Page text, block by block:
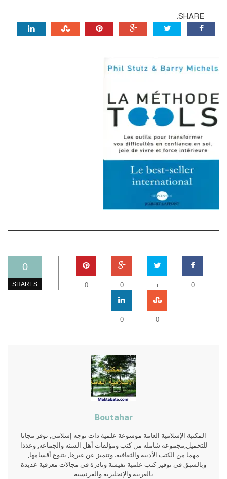
SHARE:
0
SHARES 0
+
0
0
0
0
Boutahar
المكتبة الإسلامية العامة موسوعة علمية ذات توجه إسلامي, توفر مجانا
للتحميل,مجموعة شاملة من كتب ومؤلفات أهل السنة والجماعة, وعددا
مهما من الكتب الأدبية والثقافية. وتتميز عن غيرها, بتنوع أقسامها,
وبالسبق في توفير كتب علمية نفيسة ونادرة في مجالات معرفية عديدة
بالعربية والإنجليزية والفرنسية